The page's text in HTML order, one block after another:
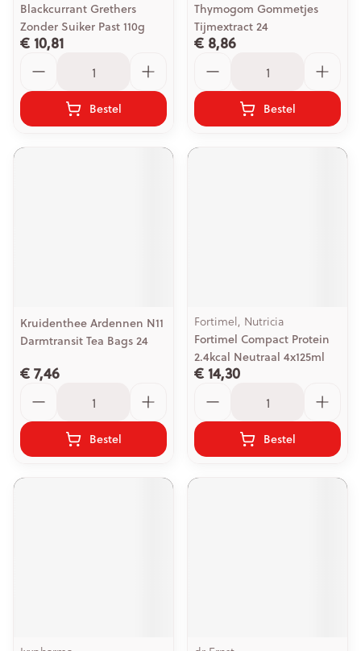
Blackcurrant Grethers
Zonder Suiker Past 110g
€ 10,81
Bestel
Thymogom Gommetjes
Tijmextract 24
€ 8,86
Bestel
Kruidenthee Ardennen N11
Darmtransit Tea Bags 24
€ 7,46
Bestel
Fortimel, Nutricia
Fortimel Compact Protein
2.4kcal Neutraal 4x125ml
€ 14,30
Bestel